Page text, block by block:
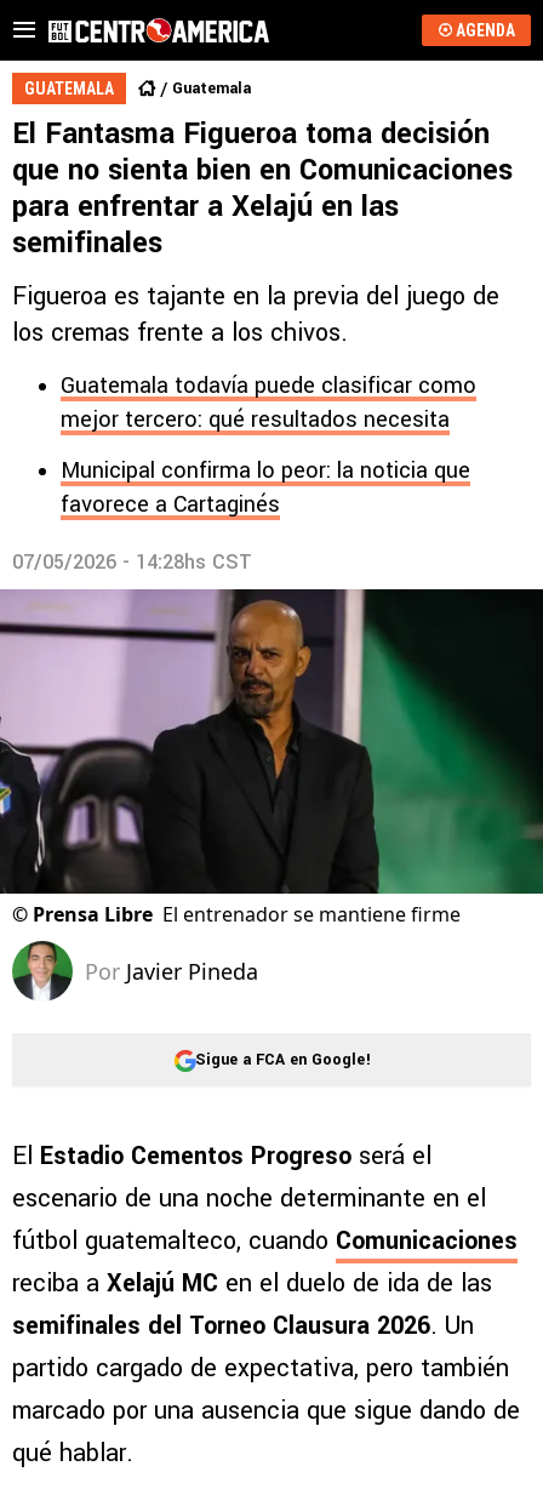
AGENDA
GUATEMALA Guatemala
El Fantasma Figueroa toma decisión
que no sienta bien en Comunicaciones
para enfrentar a Xelajú en las
semifinales
Figueroa es tajante en la previa del juego de
los cremas frente a los chivos.
Guatemala todavía puede clasificar como
mejor tercero: qué resultados necesita
Municipal confirma lo peor: la noticia que
favorece a Cartaginés
07/05/2026 - 14:28hs CST
© Prensa Libre El entrenador se mantiene firme
Por Javier Pineda
Sigue a FCA en Google!
El Estadio Cementos Progreso será el
escenario de una noche determinante en el
fútbol guatemalteco, cuando Comunicaciones
reciba a Xelajú MC en el duelo de ida de las
semifinales del Torneo Clausura 2026. Un
partido cargado de expectativa, pero también
marcado por una ausencia que sigue dando de
qué hablar.